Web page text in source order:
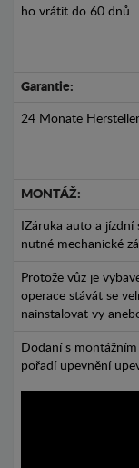
ho vrátit do 60 dnů.
Garantie:
24 Monate
MONTÁŽ:
IZáruka auto a
nutné mechanické
Protože vůz je
operace stávát se
nainstalovat vy
Dodaní s
pořadí upevnění